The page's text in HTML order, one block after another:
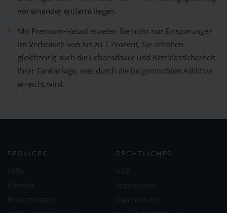
voneinander entfernt liegen.
Mit Premium-Heizöl erzielen Sie nicht nur Einsparungen
im Verbrauch von bis zu 7 Prozent, Sie erhöhen
gleichzeitig auch die Lebensdauer und Betriebssicherheit
Ihrer Tankanlage, was durch die beigemischten Additive
erreicht wird.
SERVICES RECHTLICHES